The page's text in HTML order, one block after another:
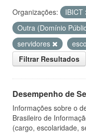
Organizações: IBICT
Outra (Domínio
servidores
Filtrar Resultados
Desempenho de
Informações sobre o
Brasileiro de
(cargo, escolaridade,